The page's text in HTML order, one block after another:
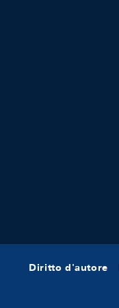
Diritto d'autore